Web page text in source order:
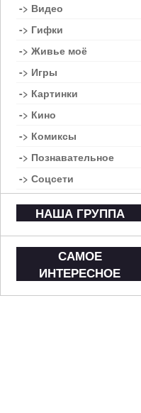
-> Видео
-> Гифки
-> Живье моё
-> Игры
-> Картинки
-> Кино
-> Комиксы
-> Познавательное
-> Соцсети
НАША ГРУППА
САМОЕ
ИНТЕРЕСНОЕ